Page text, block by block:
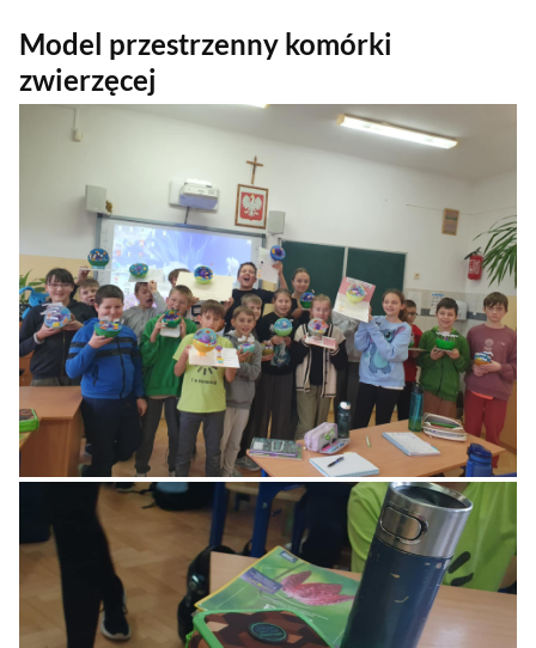
Model przestrzenny komórki
zwierzęcej